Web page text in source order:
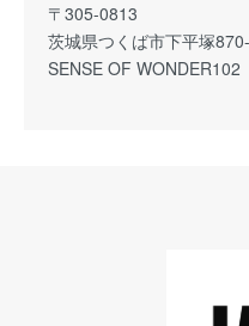
〒305-0813
茨城県つくば市下平塚
SENSE OF WONDER102